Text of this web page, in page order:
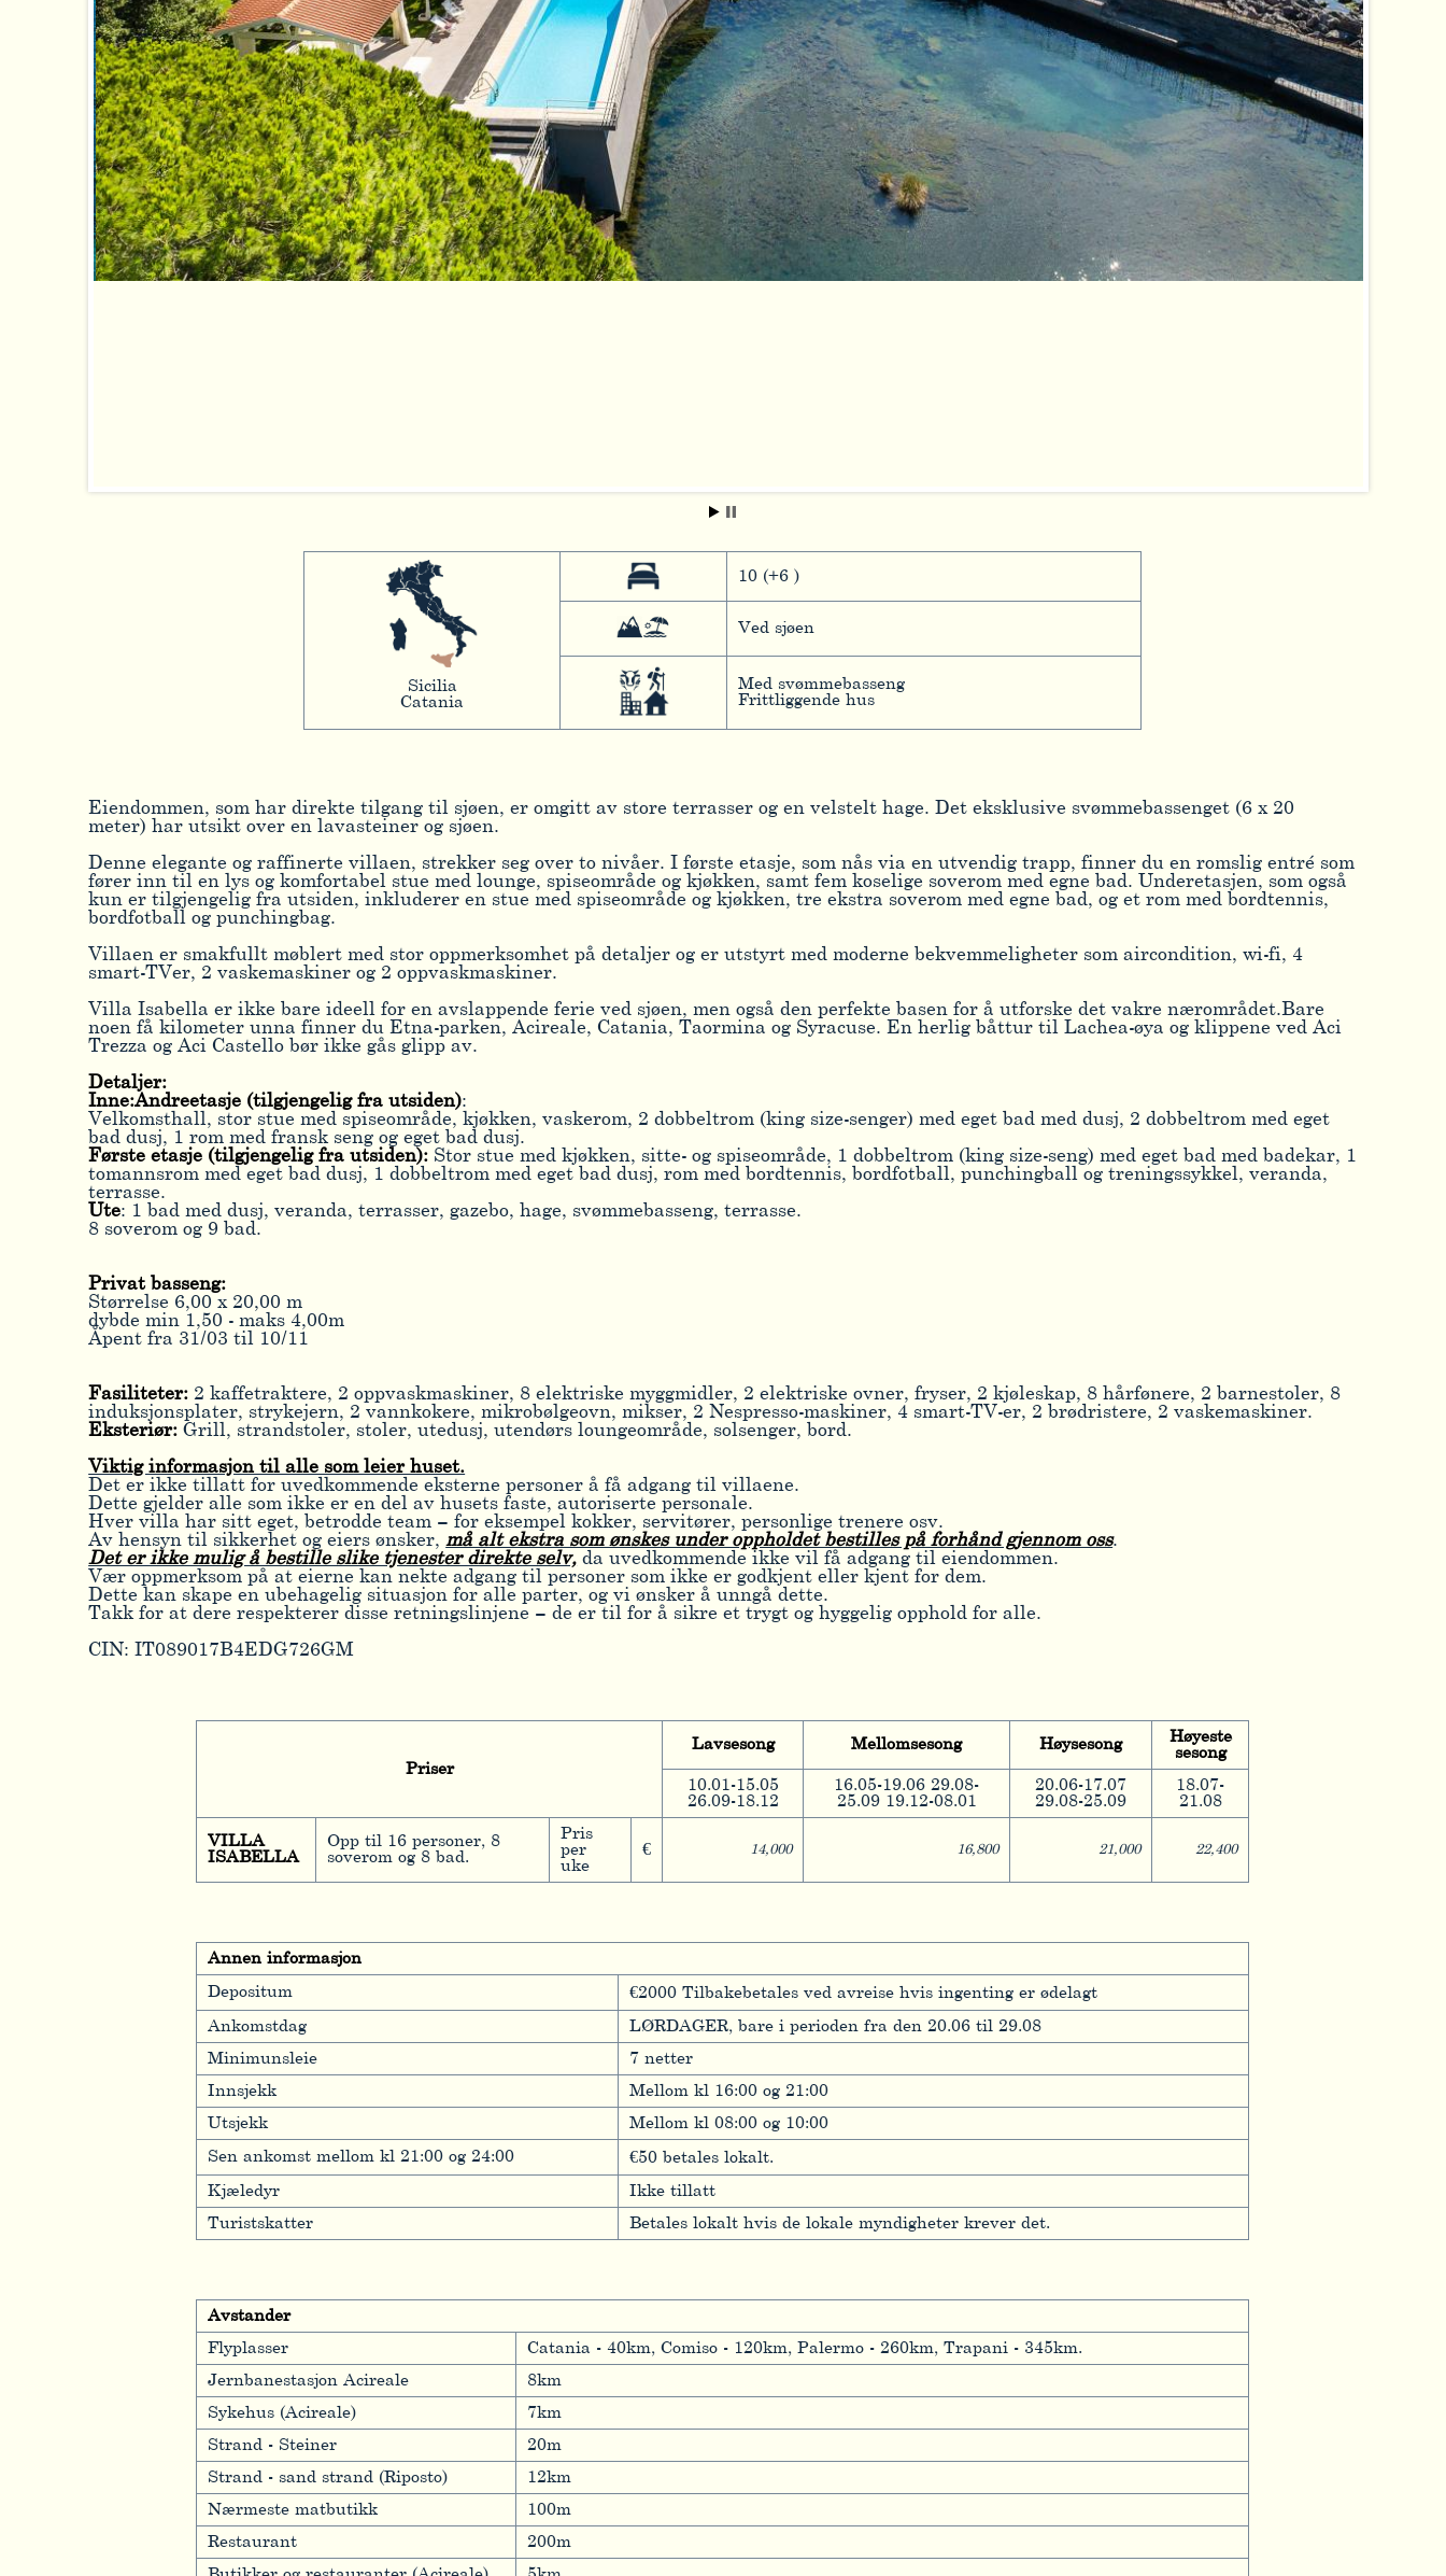
Sicilia
Catania
10 (+6 )
Ved sjøen
Med svømmebasseng
Frittliggende hus
Eiendommen, som har direkte tilgang til sjøen, er omgitt av store terrasser og en velstelt hage. Det eksklusive svømmebassenget (6 x 20
meter) har utsikt over en lavasteiner og sjøen.
Denne elegante og raffinerte villaen, strekker seg over to nivåer. I første etasje, som nås via en utvendig trapp, finner du en romslig entré som
fører inn til en lys og komfortabel stue med lounge, spiseområde og kjøkken, samt fem koselige soverom med egne bad. Underetasjen, som også
kun er tilgjengelig fra utsiden, inkluderer en stue med spiseområde og kjøkken, tre ekstra soverom med egne bad, og et rom med bordtennis,
bordfotball og punchingbag.
Villaen er smakfullt møblert med stor oppmerksomhet på detaljer og er utstyrt med moderne bekvemmeligheter som aircondition, wi-fi, 4
smart-TVer, 2 vaskemaskiner og 2 oppvaskmaskiner.
Villa Isabella er ikke bare ideell for en avslappende ferie ved sjøen, men også den perfekte basen for å utforske det vakre nærområdet.Bare
noen få kilometer unna finner du Etna-parken, Acireale, Catania, Taormina og Syracuse. En herlig båttur til Lachea-øya og klippene ved Aci
Trezza og Aci Castello bør ikke gås glipp av.
Detaljer:
Inne:Andreetasje (tilgjengelig fra utsiden):
Velkomsthall, stor stue med spiseområde, kjøkken, vaskerom, 2 dobbeltrom (king size-senger) med eget bad med dusj, 2 dobbeltrom med eget
bad dusj, 1 rom med fransk seng og eget bad dusj.
Første etasje (tilgjengelig fra utsiden): Stor stue med kjøkken, sitte- og spiseområde, 1 dobbeltrom (king size-seng) med eget bad med badekar, 1
tomannsrom med eget bad dusj, 1 dobbeltrom med eget bad dusj, rom med bordtennis, bordfotball, punchingball og treningssykkel, veranda,
terrasse.
Ute: 1 bad med dusj, veranda, terrasser, gazebo, hage, svømmebasseng, terrasse.
8 soverom og 9 bad.
Privat basseng:
Størrelse 6,00 x 20,00 m
dybde min 1,50 - maks 4,00m
Åpent fra 31/03 til 10/11
Fasiliteter: 2 kaffetraktere, 2 oppvaskmaskiner, 8 elektriske myggmidler, 2 elektriske ovner, fryser, 2 kjøleskap, 8 hårfønere, 2 barnestoler, 8
induksjonsplater, strykejern, 2 vannkokere, mikrobølgeovn, mikser, 2 Nespresso-maskiner, 4 smart-TV-er, 2 brødristere, 2 vaskemaskiner.
Eksteriør: Grill, strandstoler, stoler, utedusj, utendørs loungeområde, solsenger, bord.
Viktig informasjon til alle som leier huset.
Det er ikke tillatt for uvedkommende eksterne personer å få adgang til villaene.
Dette gjelder alle som ikke er en del av husets faste, autoriserte personale.
Hver villa har sitt eget, betrodde team – for eksempel kokker, servitører, personlige trenere osv.
Av hensyn til sikkerhet og eiers ønsker,må alt ekstra som ønskes under oppholdet bestilles på forhånd gjennom oss.
Det er ikke mulig å bestille slike tjenester direkte selv, da uvedkommende ikke vil få adgang til eiendommen.
Vær oppmerksom på at eierne kan nekte adgang til personer som ikke er godkjent eller kjent for dem.
Dette kan skape en ubehagelig situasjon for alle parter, og vi ønsker å unngå dette.
Takk for at dere respekterer disse retningslinjene – de er til for å sikre et trygt og hyggelig opphold for alle.
CIN: IT089017B4EDG726GM
Priser
Lavsesong Mellomsesong Høysesong
Høyeste
sesong
10.01-15.05
26.09-18.12
16.05-19.06 29.08-
25.09 19.12-08.01
20.06-17.07
29.08-25.09
18.07-
21.08
VILLA
ISABELLA
Opp til 16 personer, 8
soverom og 8 bad.
Pris
per
uke
€ 14,000 16,800 21,000 22,400
Annen informasjon
Depositum €2000 Tilbakebetales ved avreise hvis ingenting er ødelagt
Ankomstdag
LØRDAGER, bare i perioden fra den 20.06 til 29.08
Minimunsleie
7 netter
Innsjekk
Mellom kl 16:00 og 21:00
Utsjekk
Mellom kl 08:00 og 10:00
Sen ankomst mellom kl 21:00 og 24:00 €50 betales lokalt.
Kjæledyr
Ikke tillatt
Turistskatter
Betales lokalt hvis de lokale myndigheter krever det.
Avstander
Flyplasser
Catania - 40km, Comiso - 120km, Palermo - 260km, Trapani - 345km.
Jernbanestasjon Acireale
8km
Sykehus (Acireale)
7km
Strand - Steiner
20m
Strand - sand strand (Riposto)
12km
Nærmeste matbutikk
100m
Restaurant
200m